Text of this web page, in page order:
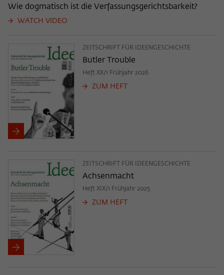
Wie dogmatisch ist die Verfassungsgerichtsbarkeit?
WATCH VIDEO
ZEITSCHRIFT FÜR IDEENGESCHICHTE
Butler Trouble
Heft XX/1 Frühjahr 2026
ZUM HEFT
ZEITSCHRIFT FÜR IDEENGESCHICHTE
Achsenmacht
Heft XIX/1 Frühjahr 2025
ZUM HEFT